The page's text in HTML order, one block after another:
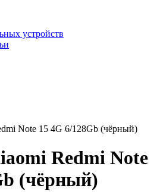
устройств
Note 15 4G 6/128Gb (чёрный)
Redmi Note
(чёрный)